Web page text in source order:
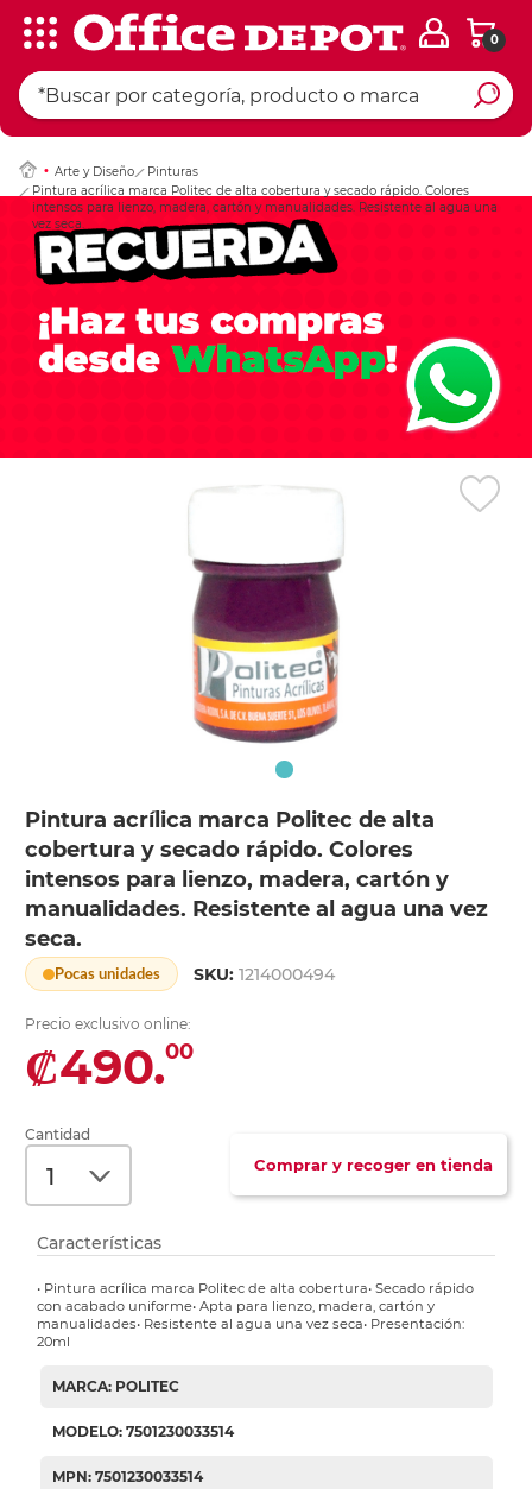
0
Arte y Diseño
Pinturas
Pintura acrílica marca Politec de alta cobertura y secado rápido. Colores
intensos para lienzo, madera, cartón y manualidades. Resistente al agua una
vez seca.
Pintura acrílica marca Politec de alta
cobertura y secado rápido. Colores
intensos para lienzo, madera, cartón y
manualidades. Resistente al agua una vez
seca.
Pocas unidades SKU:1214000494
Precio exclusivo online:
₡490.00
Cantidad
Comprar y recoger en tienda
Ingresar Codigo
Características
• Pintura acrílica marca Politec de alta cobertura• Secado rápido
con acabado uniforme• Apta para lienzo, madera, cartón y
manualidades• Resistente al agua una vez seca• Presentación:
20ml
MARCA: POLITEC
MODELO: 7501230033514
MPN: 7501230033514